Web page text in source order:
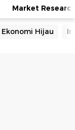
Market Research
Ekonomi Hijau